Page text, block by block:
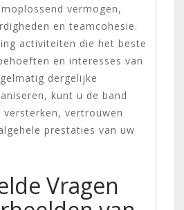
vermogen,
en teamcohesie.
activiteiten die het beste
en interesses van
dergelijke
kunt u de band
vertrouwen
prestaties van uw
Vragen